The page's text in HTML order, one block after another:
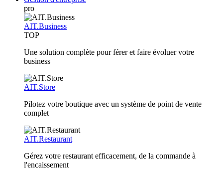
pro
AIT.Business
TOP
Une solution complète pour férer et faire évoluer votre
business
AIT.Store
Pilotez votre boutique avec un système de point de vente
complet
AIT.Restaurant
Gérez votre restaurant efficacement, de la commande à
l'encaissement